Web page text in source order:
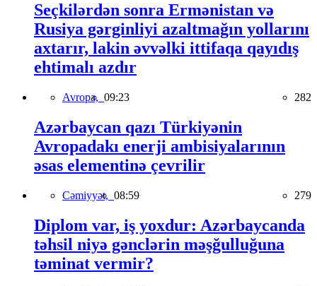
Seçkilərdən sonra Ermənistan və
Rusiya gərginliyi azaltmağın yollarını
axtarır, lakin əvvəlki ittifaqa qayıdış
ehtimalı azdır
Avropa, 09:23 282
Azərbaycan qazı Türkiyənin
Avropadakı enerji ambisiyalarının
əsas elementinə çevrilir
Cəmiyyət, 08:59 279
Diplom var, iş yoxdur: Azərbaycanda
təhsil niyə gənclərin məşğulluğuna
təminat vermir?